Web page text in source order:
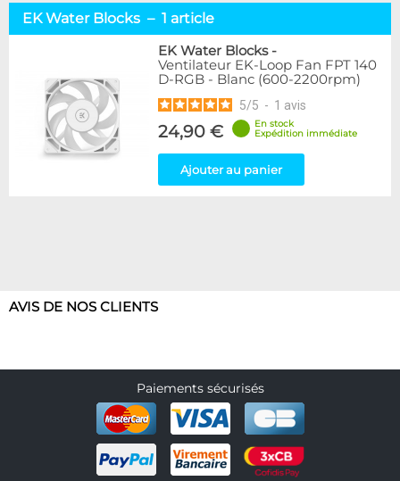
Marque
Arctic
2
1
4
Disponibilité / Promotions
Articles en stock
Articles en promotions
Appliquer
EK Water Blocks – 1 article
EK Water Blocks-
Ventilateur EK-Loop Fan FPT 140
D-RGB - Blanc (600-2200rpm)
5/5 - 1 avis
24,90 €
En stock
Expédition immédiate
Ajouter au panier
AVIS DE NOS CLIENTS
Paiements sécurisés